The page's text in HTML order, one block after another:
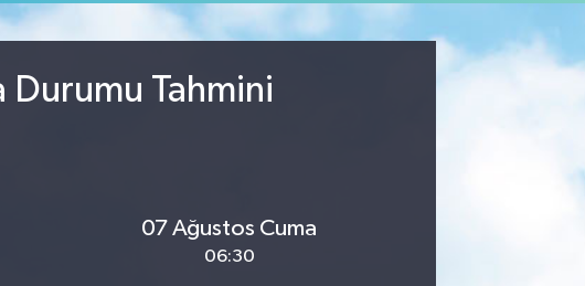
BİST100
Durumu Tahmini
07 Ağustos Cuma
06:30